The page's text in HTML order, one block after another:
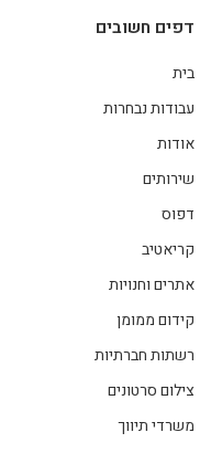
דפים חשובים
בית
עבודות נבחרות
אודות
שירותים
דפוס
קריאטיב
אתרים וחנויות
קידום ממומן
רשתות חברתיות
צילום סרטונים
משרדי תיווך